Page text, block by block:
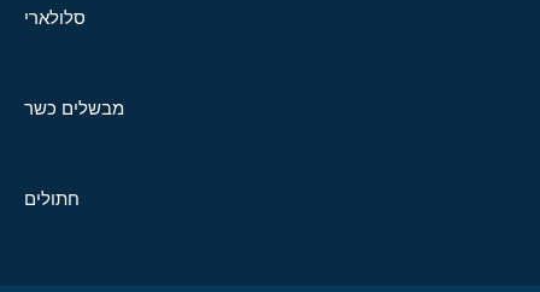
סלולארי
מבשלים כשר
חתולים